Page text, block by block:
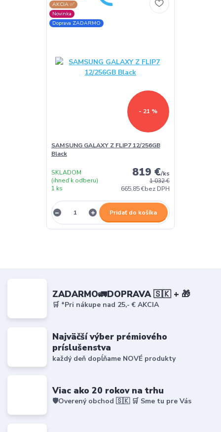
AKCIA ✅
Novinka
Doprava ZADARMO
- 21 %
SAMSUNG GALAXY Z FLIP7 12/256GB
Black
1 032 €
819 €/ks
665,85 €bez DPH
SKLADOM
(ihneď k odberu)
1 ks
Pridať do košíka
ZADARMO🚛DOPRAVA 🇸🇰 + 🎁
🛒 *Pri nákupe nad 25,- € AKCIA
Najväčší výber prémiového
príslušenstva
každý deň dopĺňame NOVÉ produkty
Viac ako 20 rokov na trhu
🛡️Overený obchod 🇸🇰 🛒 Sme tu pre Vás